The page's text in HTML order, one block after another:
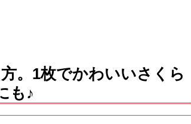
。1枚でかわいいさくら
も♪